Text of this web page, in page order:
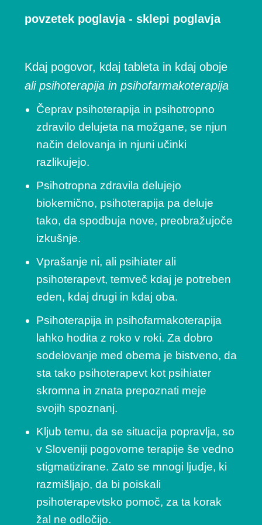
povzetek poglavja - sklepi poglavja
Kdaj pogovor, kdaj tableta in kdaj oboje
ali psihoterapija in psihofarmakoterapija
Čeprav psihoterapija in psihotropno
zdravilo delujeta na možgane, se njun
način delovanja in njuni učinki
razlikujejo.
Psihotropna zdravila delujejo
biokemično, psihoterapija pa deluje
tako, da spodbuja nove, preobražujoče
izkušnje.
Vprašanje ni, ali psihiater ali
psihoterapevt, temveč kdaj je potreben
eden, kdaj drugi in kdaj oba.
Psihoterapija in psihofarmakoterapija
lahko hodita z roko v roki. Za dobro
sodelovanje med obema je bistveno, da
sta tako psihoterapevt kot psihiater
skromna in znata prepoznati meje
svojih spoznanj.
Kljub temu, da se situacija popravlja, so
v Sloveniji pogovorne terapije še vedno
stigmatizirane. Zato se mnogi ljudje, ki
razmišljajo, da bi poiskali
psihoterapevtsko pomoč, za ta korak
žal ne odločijo.